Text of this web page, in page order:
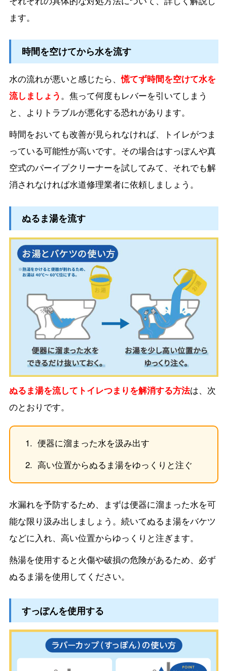
ます。
時間を空けてから水を流す
水の流れが悪いと感じたら、慌てず時間を空けて水を
流しましょう。焦って何度もレバーを引いてしまう
と、よりトラブルが悪化する恐れがあります。
時間をおいても改善が見られなければ、トイレがつま
っている可能性が高いです。その場合はすっぽんや真
空式のパーイプクリーナーを試してみて、それでも解
消されなければ水道修理業者に依頼しましょう。
ぬるま湯を流す
ぬるま湯を流してトイレつまりを解消する方法は、次
のとおりです。
便器に溜まった水を汲み出す
高い位置からぬるま湯をゆっくりと注ぐ
水漏れを予防するため、まずは便器に溜まった水を可
能な限り汲み出しましょう。続いてぬるま湯をバケツ
などに入れ、高い位置からゆっくりと注ぎます。
熱湯を使用すると火傷や破損の危険があるため、必ず
ぬるま湯を使用してください。
すっぽんを使用する